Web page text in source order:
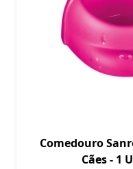
Comedouro
Cães - 1